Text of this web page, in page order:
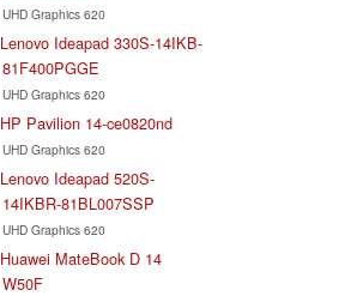
UHD Graphics 620
Lenovo Ideapad 330S-14IKB-
81F400PGGE
UHD Graphics 620
HP Pavilion 14-ce0820nd
UHD Graphics 620
Lenovo Ideapad 520S-
14IKBR-81BL007SSP
UHD Graphics 620
Huawei MateBook D 14
W50F